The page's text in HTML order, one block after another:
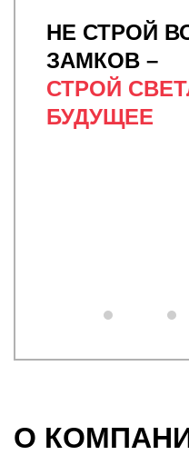
НЕ СТРОЙ
ЗАМКОВ –
СТРОЙ
БУДУЩЕЕ
О